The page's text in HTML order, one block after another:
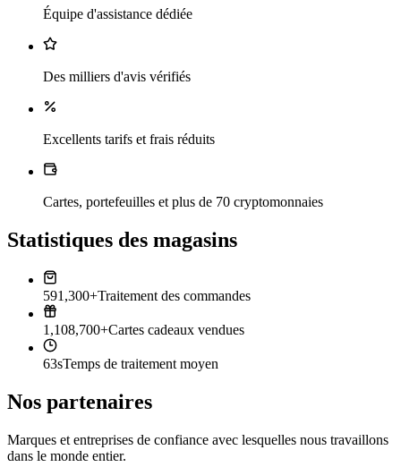
Équipe d'assistance dédiée
Des milliers d'avis vérifiés
Excellents tarifs et frais réduits
Cartes, portefeuilles et plus de 70 cryptomonnaies
Statistiques des magasins
591,300+Traitement des commandes
1,108,700+Cartes cadeaux vendues
63sTemps de traitement moyen
Nos partenaires
Marques et entreprises de confiance avec lesquelles nous travaillons
dans le monde entier.